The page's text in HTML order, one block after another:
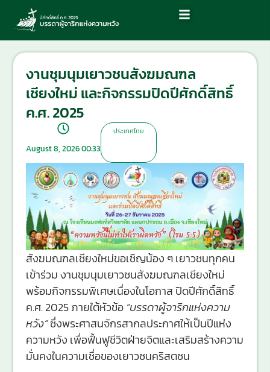
งานชุมนุมเยาวชนสังฆมณฑล
เชียงใหม่ และกิจกรรมปิดปีศักดิ์สิทธิ์
ค.ศ. 2025
August 8, 2026 00:33
ประเทศไทย
สังฆมณฑลเชียงใหม่ขอเชิญน้อง ๆ เยาวชนทุกคน
เข้าร่วม งานชุมนุมเยาวชนสังฆมณฑลเชียงใหม่
พร้อมกิจกรรมพิเศษเนื่องในโอกาส ปิดปีศักดิ์สิทธิ์
ค.ศ. 2025 ภายใต้หัวข้อ “บรรดาผู้จาริกแห่งความ
หวัง”ซึ่งพระศาสนจักรสากลประกาศให้เป็นปีแห่ง
ความหวัง เพื่อฟื้นฟูชีวิตฝ่ายจิตและเสริมสร้างความ
มั่นคงในความเชื่อของเยาวชนคริสตชน